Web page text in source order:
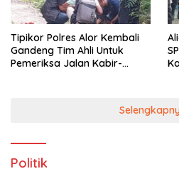
Tipikor Polres Alor Kembali
Gandeng Tim Ahli Untuk
Pemeriksa Jalan Kabir-
Politik